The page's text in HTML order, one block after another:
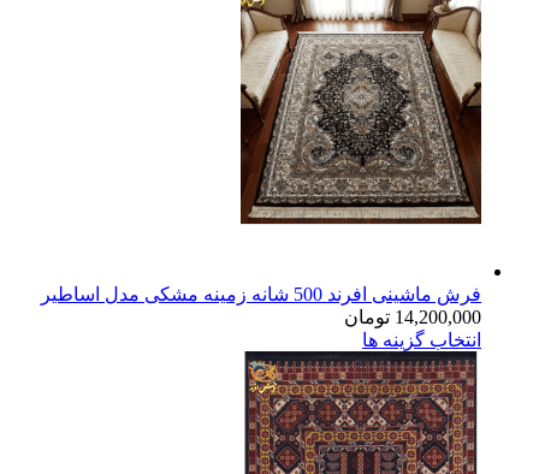
فرش ماشینی افرند 500 شانه زمینه مشکی مدل اساطیر
14,200,000 تومان
انتخاب گزینه ها